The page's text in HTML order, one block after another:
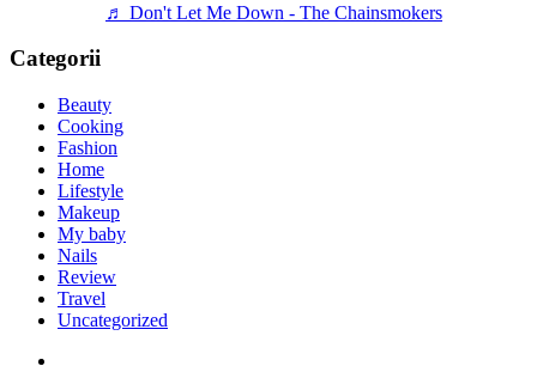
♬ Don't Let Me Down - The Chainsmokers
Categorii
Beauty
Cooking
Fashion
Home
Lifestyle
Makeup
My baby
Nails
Review
Travel
Uncategorized